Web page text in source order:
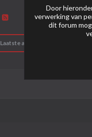
Laatste activiteit
Door
verwerking van
dit forum